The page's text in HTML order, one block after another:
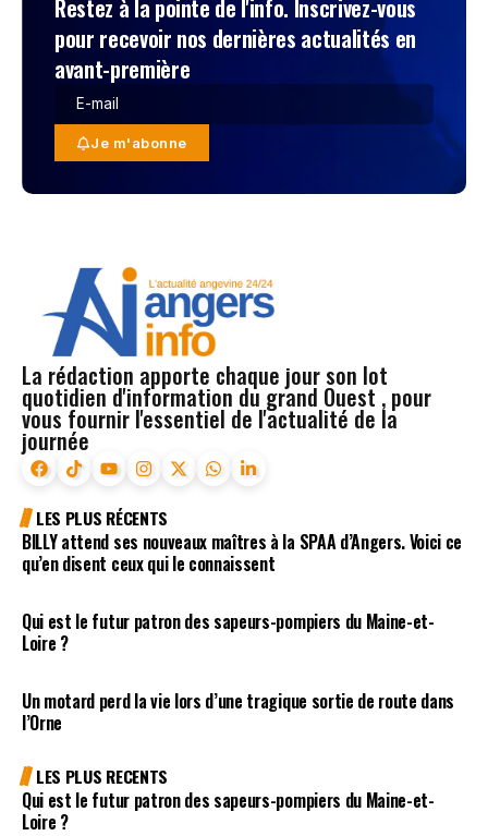
Restez à la pointe de l'info. Inscrivez-vous
pour recevoir nos dernières actualités en
avant-première
Je m'abonne
La rédaction apporte chaque jour son lot
quotidien d'information du grand Ouest , pour
vous fournir l'essentiel de l'actualité de la
journée
LES PLUS RÉCENTS
BILLY attend ses nouveaux maîtres à la SPAA d’Angers. Voici ce
qu’en disent ceux qui le connaissent
Qui est le futur patron des sapeurs-pompiers du Maine-et-
Loire ?
Un motard perd la vie lors d’une tragique sortie de route dans
l’Orne
LES PLUS RECENTS
Qui est le futur patron des sapeurs-pompiers du Maine-et-
Loire ?